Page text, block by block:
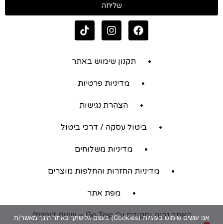
שליחה
תקנון שימוש באתר
מדיניות פרטיות
הצהרת נגישות
ביטול עסקה / דרכי ביטול
מדיניות משלוחים
מדיניות החזרות והחלפות מוצרים
מפת אתר
האתר נבנה ומקודם ע"יGo Top – שיווק דיגיטלי
אנו עושים שימוש בעוגיות (Cookies) בעצם גלישתך באתר הינך מאשר/ת